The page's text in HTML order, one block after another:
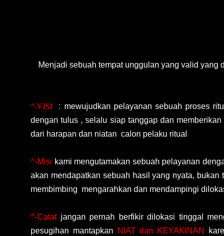
Menjadi sebuah tempat unggulan yang valid
^-VISI : mewujudkan pelayanan sebuah proses
dengan tulus , selalu siap tanggap dan
dari harapan dan niatan calon pelaku ritual
^-Misi kami mengutamakan sebuah pelayanan
akan mendapatkan sebuah hasil yang nyata,
membimbing mengarahkan dan mendampingi
^-Catatjangan pernah berfikir dilokasi tinggal
pesugihan mantapkan
NIAT dan KEYAKINAN